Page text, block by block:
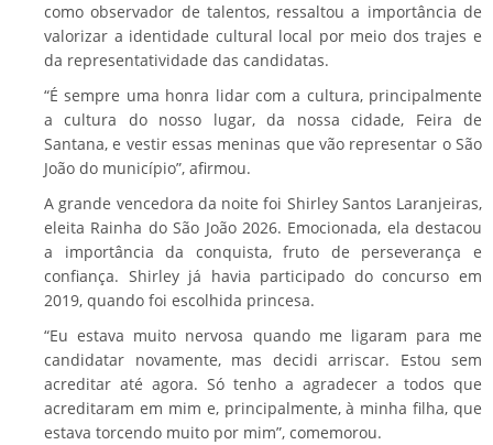
como observador de talentos, ressaltou a importância de
valorizar a identidade cultural local por meio dos trajes e
da representatividade das candidatas.
“É sempre uma honra lidar com a cultura, principalmente
a cultura do nosso lugar, da nossa cidade, Feira de
Santana, e vestir essas meninas que vão representar o São
João do município”, afirmou.
A grande vencedora da noite foi Shirley Santos Laranjeiras,
eleita Rainha do São João 2026. Emocionada, ela destacou
a importância da conquista, fruto de perseverança e
confiança. Shirley já havia participado do concurso em
2019, quando foi escolhida princesa.
“Eu estava muito nervosa quando me ligaram para me
candidatar novamente, mas decidi arriscar. Estou sem
acreditar até agora. Só tenho a agradecer a todos que
acreditaram em mim e, principalmente, à minha filha, que
estava torcendo muito por mim”, comemorou.